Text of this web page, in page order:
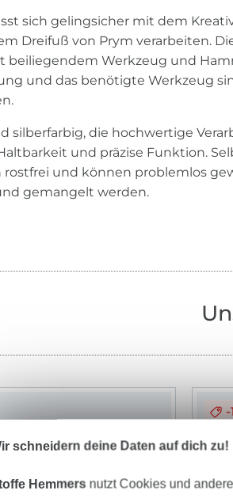
sich gelingsicher mit dem
Dreifuß von Prym verarbeiten.
beiliegendem Werkzeug und
und das benötigte Werkzeug
silberfarbig, die hochwertige
und präzise Funktion.
rostfrei und können problemlos
gemangelt werden.
-
schneidern deine Daten auf dich zu!
Hemmers nutzt Cookies und